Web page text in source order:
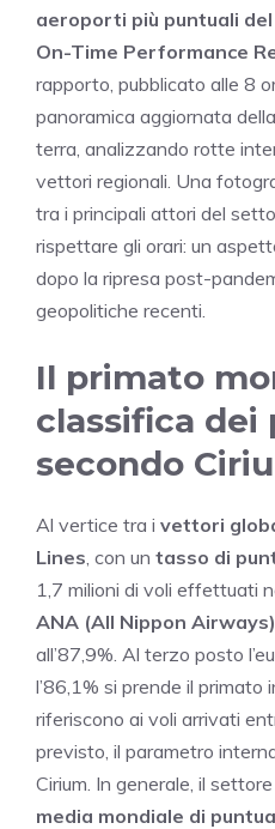
aeroporti più puntuali
On-Time Performance
rapporto, pubblicato alle 8
panoramica aggiornata
terra, analizzando rotte
vettori regionali. Una
tra i principali attori del
rispettare gli orari: un
dopo la ripresa post-
geopolitiche recenti.
Il primato
classifica dei
secondo
Al vertice tra i vettori
Lines , con un tasso di
1,7 milioni di voli effettuati
ANA (All Nippon Airways)
all’87,9%. Al terzo posto
l’86,1% si prende il primato
riferiscono ai voli arrivati
previsto, il parametro
Cirium. In generale, il
media mondiale di